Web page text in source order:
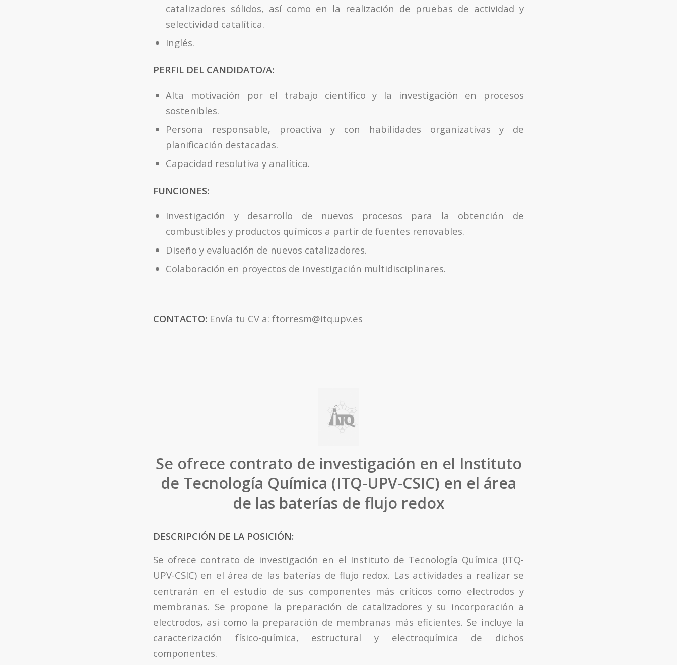
catalizadores sólidos, así como en la realización de pruebas de actividad y
selectividad catalítica.
Inglés.
PERFIL DEL CANDIDATO/A:
Alta motivación por el trabajo científico y la investigación en procesos
sostenibles.
Persona responsable, proactiva y con habilidades organizativas y de
planificación destacadas.
Capacidad resolutiva y analítica.
FUNCIONES:
Investigación y desarrollo de nuevos procesos para la obtención de
combustibles y productos químicos a partir de fuentes renovables.
Diseño y evaluación de nuevos catalizadores.
Colaboración en proyectos de investigación multidisciplinares.
CONTACTO: Envía tu CV a: ftorresm@itq.upv.es
Se ofrece contrato de investigación en el Instituto
de Tecnología Química (ITQ-UPV-CSIC) en el área
de las baterías de flujo redox
DESCRIPCIÓN DE LA POSICIÓN:
Se ofrece contrato de investigación en el Instituto de Tecnología Química (ITQ-
UPV-CSIC) en el área de las baterías de flujo redox. Las actividades a realizar se
centrarán en el estudio de sus componentes más críticos como electrodos y
membranas. Se propone la preparación de catalizadores y su incorporación a
electrodos, asi como la preparación de membranas más eficientes. Se incluye la
caracterización físico-química, estructural y electroquímica de dichos
componentes.